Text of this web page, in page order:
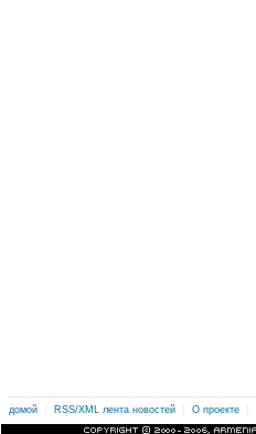
домой | RSS/XML лента новостей | О проекте |